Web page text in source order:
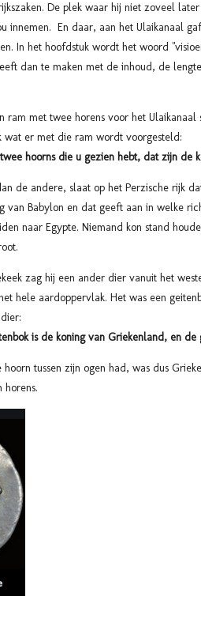
De plek waar hij niet zoveel later
innemen. En daar, aan het Ulaikanaal gaf
In het hoofdstuk wordt het woord
dan te maken met de inhoud, de lengte
ram met twee horens voor het
wat er met die ram wordt voorgesteld:
hoorns die u gezien hebt, dat zijn de
de andere, slaat op het Perzische rijk
van Babylon en dat geeft aan in welke
naar Egypte. Niemand kon stand
zag hij een ander dier vanuit het
hele aardoppervlak. Het was een
is de koning van Griekenland, en
tussen zijn ogen had, was dus
horens.